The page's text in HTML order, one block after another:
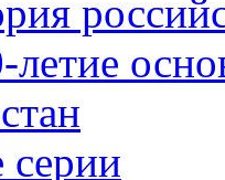
летие
серии